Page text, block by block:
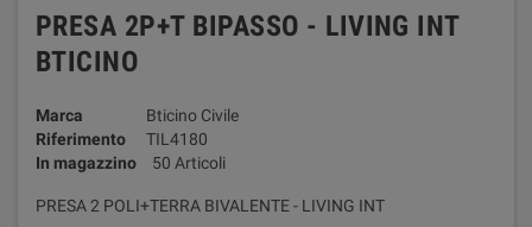
PRESA 2P+T BIPASSO - LIVING INT
BTICINO
Marca
Bticino Civile
Riferimento
TIL4180
In magazzino
50 Articoli
PRESA 2 POLI+TERRA BIVALENTE - LIVING INT